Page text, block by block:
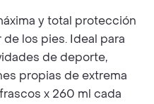
y total protección
los pies. Ideal para
de deporte,
propias de extrema
x 260 ml cada